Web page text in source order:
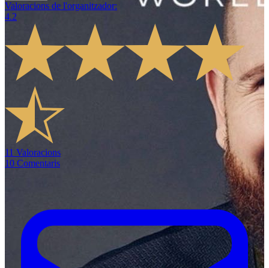
Valoracions de l'organitzador:
4.2
11 Valoracions
10 Comentaris